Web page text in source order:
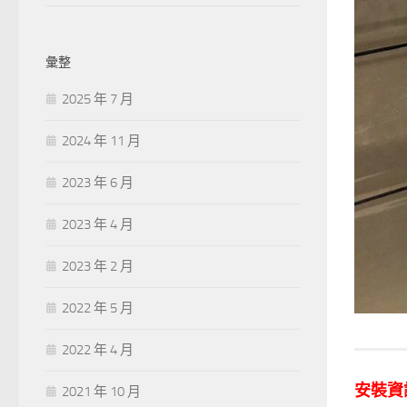
安裝
彙整
2025 年 7 月
2024 年 11 月
2023 年 6 月
2023 年 4 月
2023 年 2 月
2022 年 5 月
2022 年 4 月
2021 年 10 月